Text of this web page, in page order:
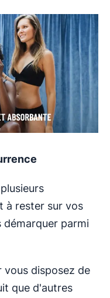
à rester sur vos
démarquer parmi
disposez de
que d'autres